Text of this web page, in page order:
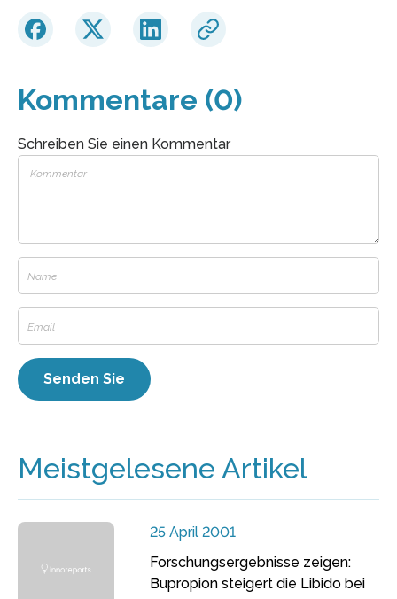
Kommentare (0)
Schreiben Sie einen Kommentar
Meistgelesene Artikel
25 April 2001
Forschungsergebnisse zeigen:
Bupropion steigert die Libido bei